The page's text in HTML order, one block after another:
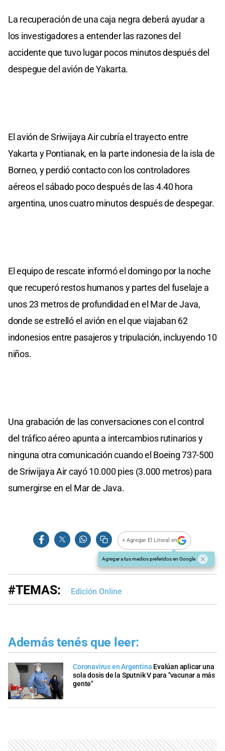
La recuperación de una caja negra deberá ayudar a
los investigadores a entender las razones del
accidente que tuvo lugar pocos minutos después del
despegue del avión de Yakarta.
El avión de Sriwijaya Air cubría el trayecto entre
Yakarta y Pontianak, en la parte indonesia de la isla de
Borneo, y perdió contacto con los controladores
aéreos el sábado poco después de las 4.40 hora
argentina, unos cuatro minutos después de despegar.
El equipo de rescate informó el domingo por la noche
que recuperó restos humanos y partes del fuselaje a
unos 23 metros de profundidad en el Mar de Java,
donde se estrelló el avión en el que viajaban 62
indonesios entre pasajeros y tripulación, incluyendo 10
niños.
Una grabación de las conversaciones con el control
del tráfico aéreo apunta a intercambios rutinarios y
ninguna otra comunicación cuando el Boeing 737-500
de Sriwijaya Air cayó 10.000 pies (3.000 metros) para
sumergirse en el Mar de Java.
+ Agregar El Litoral en
Agregar a tus medios preferidos en Google
#TEMAS: Edición Online
Además tenés que leer:
Coronavirus en Argentina Evalúan aplicar una
sola dosis de la Sputnik V para "vacunar a más
gente"